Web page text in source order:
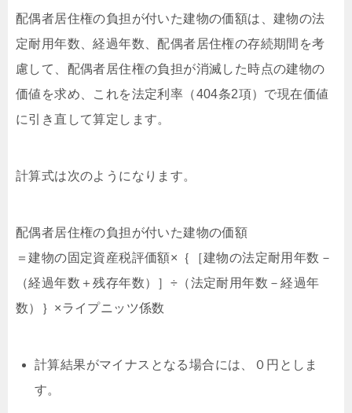
配偶者居住権の負担が付いた建物の価額は、建物の法
定耐用年数、経過年数、配偶者居住権の存続期間を考
慮して、配偶者居住権の負担が消滅した時点の建物の
価値を求め、これを法定利率（404条2項）で現在価値
に引き直して算定します。
計算式は次のようになります。
配偶者居住権の負担が付いた建物の価額
＝建物の固定資産税評価額×｛［建物の法定耐用年数－
（経過年数＋残存年数）］÷（法定耐用年数－経過年
数）｝×ライプニッツ係数
計算結果がマイナスとなる場合には、０円としま
す。